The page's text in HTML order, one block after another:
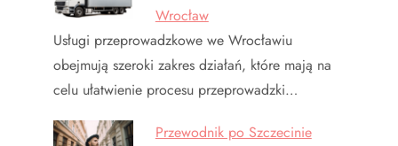
Wrocław
Usługi przeprowadzkowe we Wrocławiu
obejmują szeroki zakres działań, które mają na
celu ułatwienie procesu przeprowadzki…
Przewodnik po Szczecinie